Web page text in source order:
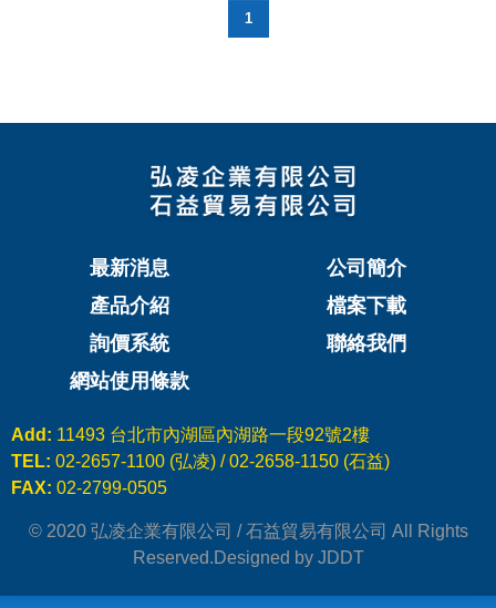
LEAK TESTER/eVMP
PEEK FILMS
FERROFLUID
MAGNETIC BEADS
1
最新消息
公司簡介
產品介紹
檔案下載
詢價系統
聯絡我們
網站使用條款
Add: 11493 台北市內湖區內湖路一段92號2樓
TEL: 02-2657-1100 (弘凌) / 02-2658-1150 (石益)
FAX: 02-2799-0505
© 2020 弘凌企業有限公司 / 石益貿易有限公司 All Rights
Reserved.Designed by JDDT